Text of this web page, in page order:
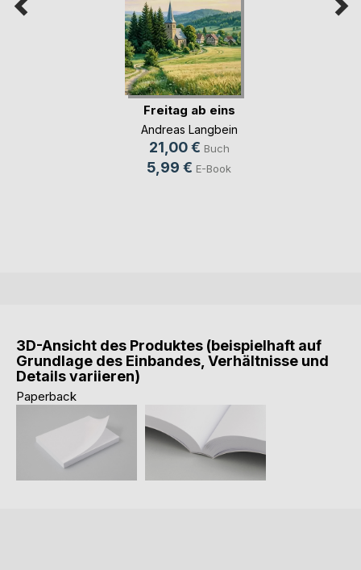
Freitag ab eins
Andreas Langbein
21,00 € Buch
5,99 € E-Book
3D-Ansicht des Produktes (beispielhaft auf
Grundlage des Einbandes, Verhältnisse und
Details variieren)
Paperback